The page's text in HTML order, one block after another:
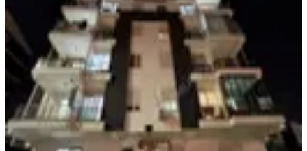
Kepez, Göçerler Mahallesi
3+1·145 m² Bahçe katı·07.08.2026
27.000 ₺
ANT GÜVEN EMLAKBatuhan çetin